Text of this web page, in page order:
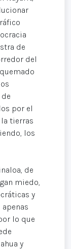
de
del
por el
tierras
los
de
miedo,
y
lo que
y